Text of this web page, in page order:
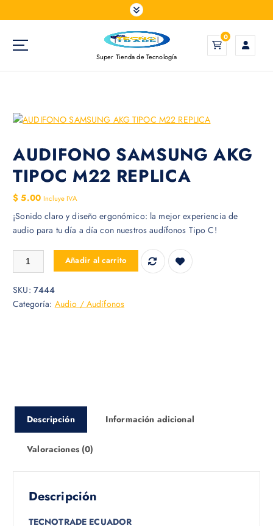
a
Super Tienda de Tecnología
0
AUDIFONO SAMSUNG AKG
TIPOC M22 REPLICA
$ 5.00 Incluye IVA
¡Sonido claro y diseño ergonómico: la mejor experiencia de
audio para tu día a día con nuestros audífonos Tipo C!
AUDIFONO SAMSUNG AKG TIPOC M22 REPLICA cantidad
Añadir al carrito
SKU: 7444
Categoría: Audio / Audífonos
Descripción Información adicional
Valoraciones (0)
Descripción
TECNOTRADE ECUADOR